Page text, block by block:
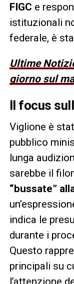
FIGC e
istituzionali
federale, è
Ultime
giorno sul
Il focus
Viglione è
pubblico
lunga
sarebbe il
“bussate”
indica le
durante i
Questo
principali su
l’attenzione